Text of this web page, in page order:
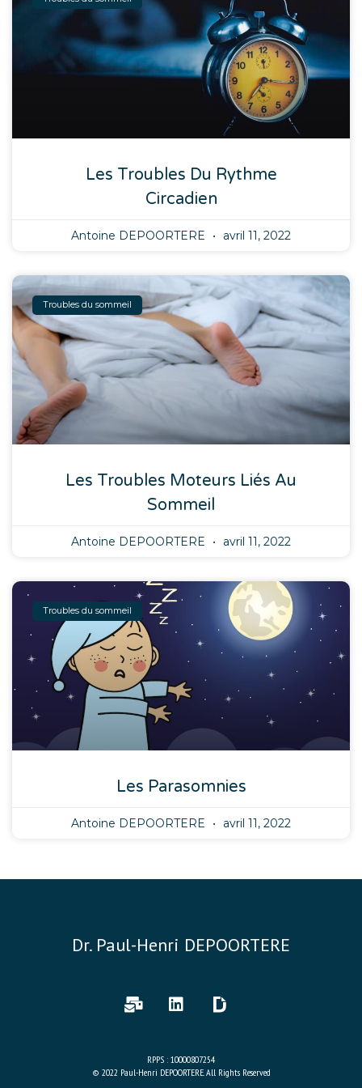
Les Troubles Du Rythme
Circadien
Antoine DEPOORTERE avril 11, 2022
Troubles du sommeil
Les Troubles Moteurs Liés Au
Sommeil
Antoine DEPOORTERE avril 11, 2022
Troubles du sommeil
Les Parasomnies
Antoine DEPOORTERE avril 11, 2022
Dr. Paul-Henri DEPOORTERE
RPPS : 10000807254
© 2022 Paul-Henri DEPOORTERE. All Rights Reserved